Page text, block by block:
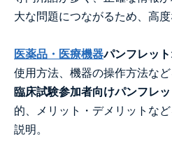
大な問題につながるため、高
医薬品・医療機器パンフレット
使用方法、機器の操作方法など
臨床試験参加者向けパンフレッ
的、メリット・デメリットな
説明。